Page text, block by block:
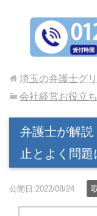
埼玉の弁護士グ
会社経営お役立
弁護士が解
止とよく問題
公開日:2022/08/24